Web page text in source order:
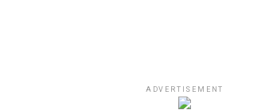
ADVERTISEMENT